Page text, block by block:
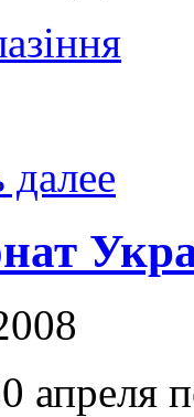
далее
апреля